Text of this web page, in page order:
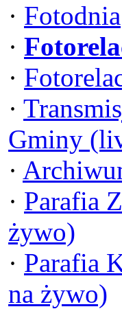
· Fotodnia
·
·
·
Gminy
·
· Parafia
żywo)
· Parafia
na żywo)